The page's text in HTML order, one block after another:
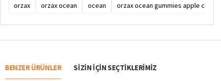
orzax orzax ocean ocean orzax ocean gummies apple cider
BENZER ÜRÜNLER SIZIN IÇIN SEÇTIKLERIMIZ